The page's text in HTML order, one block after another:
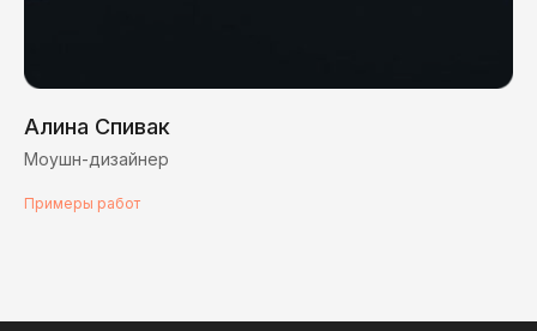
Алина Спивак
Моушн-дизайнер
Примеры работ